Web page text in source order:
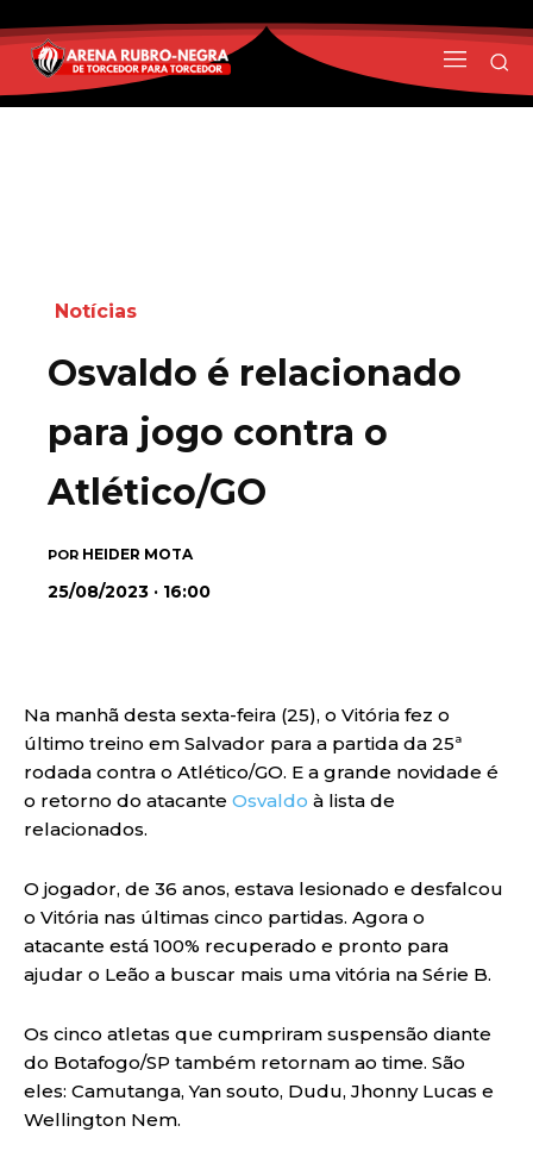
Notícias
Osvaldo é relacionado
para jogo contra o
Atlético/GO
POR HEIDER MOTA
25/08/2023 · 16:00
Na manhã desta sexta-feira (25), o Vitória fez o
último treino em Salvador para a partida da 25ª
rodada contra o Atlético/GO. E a grande novidade é
o retorno do atacante Osvaldo à lista de
relacionados.
O jogador, de 36 anos, estava lesionado e desfalcou
o Vitória nas últimas cinco partidas. Agora o
atacante está 100% recuperado e pronto para
ajudar o Leão a buscar mais uma vitória na Série B.
Os cinco atletas que cumpriram suspensão diante
do Botafogo/SP também retornam ao time. São
eles: Camutanga, Yan souto, Dudu, Jhonny Lucas e
Wellington Nem.